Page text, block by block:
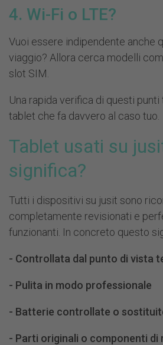
4. Wi-Fi o LTE?
Vuoi essere indipendente anche
viaggio? Allora cerca modelli
slot SIM.
Una rapida verifica di questi punti
tablet che fa davvero al caso tuo.
Tablet usati su
significa?
Tutti i dispositivi su jusit sono
completamente revisionati e
funzionanti. In concreto questo
- Controllata dal punto di vista
- Pulita in modo professionale
- Batterie controllate o
- Parti originali o componenti di